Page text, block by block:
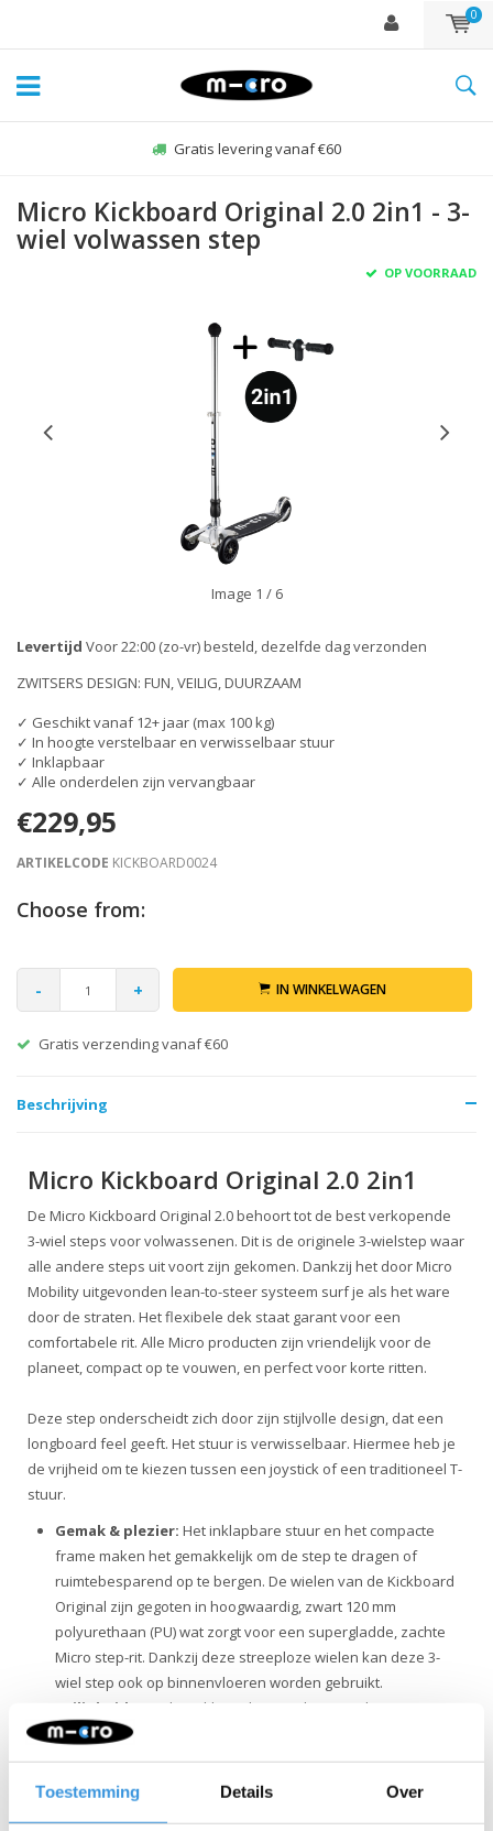
Toestemming Details Over
0
Gratis levering vanaf €60
Micro Kickboard Original 2.0 2in1 - 3-
wiel volwassen step
OP VOORRAAD
Image 1 / 6
Levertijd Voor 22:00 (zo-vr) besteld, dezelfde dag verzonden
ZWITSERS DESIGN: FUN, VEILIG, DUURZAAM
✓ Geschikt vanaf 12+ jaar (max 100 kg)
✓ In hoogte verstelbaar en verwisselbaar stuur
✓ Inklapbaar
✓ Alle onderdelen zijn vervangbaar
€229,95
ARTIKELCODE KICKBOARD0024
Choose from:
- + IN WINKELWAGEN
Gratis verzending vanaf €60
Beschrijving
Micro Kickboard Original 2.0 2in1
De Micro Kickboard Original 2.0 behoort tot de best verkopende
3-wiel steps voor volwassenen. Dit is de originele 3-wielstep waar
alle andere steps uit voort zijn gekomen. Dankzij het door Micro
Mobility uitgevonden lean-to-steer systeem surf je als het ware
door de straten. Het flexibele dek staat garant voor een
comfortabele rit. Alle Micro producten zijn vriendelijk voor de
planeet, compact op te vouwen, en perfect voor korte ritten.
Deze step onderscheidt zich door zijn stijlvolle design, dat een
longboard feel geeft. Het stuur is verwisselbaar. Hiermee heb je
de vrijheid om te kiezen tussen een joystick of een traditioneel T-
stuur.
Gemak & plezier: Het inklapbare stuur en het compacte
frame maken het gemakkelijk om de step te dragen of
ruimtebesparend op te bergen. De wielen van de Kickboard
Original zijn gegoten in hoogwaardig, zwart 120 mm
polyurethaan (PU) wat zorgt voor een supergladde, zachte
Micro step-rit. Dankzij deze streeploze wielen kan deze 3-
wiel step ook op binnenvloeren worden gebruikt.
Veiligheid : Met de Kickboard Original 2.0 step kies je voor
een veilige 3-wielstep. Door de verstelbare stuurhoogte past
de step altijd perfect bij de lengte van de rijder. Dankzij de
wielen en het gepatenteerd schokabsorberend dek,